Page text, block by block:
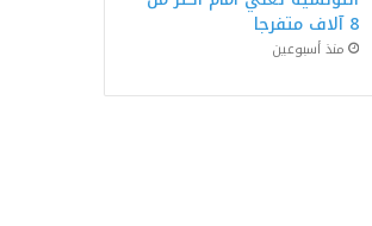
8 آلاف متفرجا
منذ أسبوعين